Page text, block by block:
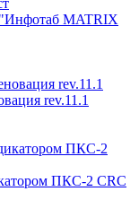
MATRIX
rev.11.1
ПКС-2 CRC